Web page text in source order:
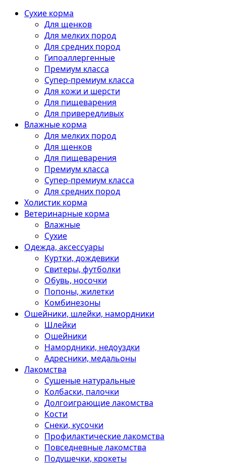
Сухие корма
Для щенков
Для мелких пород
Для средних пород
Гипоаллергенные
Премиум класса
Супер-премиум класса
Для кожи и шерсти
Для пищеварения
Для привередливых
Влажные корма
Для мелких пород
Для щенков
Для пищеварения
Премиум класса
Супер-премиум класса
Для средних пород
Холистик корма
Ветеринарные корма
Влажные
Сухие
Одежда, аксессуары
Куртки, дождевики
Свитеры, футболки
Обувь, носочки
Попоны, жилетки
Комбинезоны
Ошейники, шлейки, намордники
Шлейки
Ошейники
Намордники, недоуздки
Адресники, медальоны
Лакомства
Сушеные натуральные
Колбаски, палочки
Долгоиграющие лакомства
Кости
Снеки, кусочки
Профилактические лакомства
Повседневные лакомства
Подушечки, крокеты